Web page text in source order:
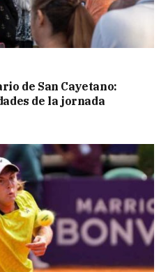
de San Cayetano:
de la jornada